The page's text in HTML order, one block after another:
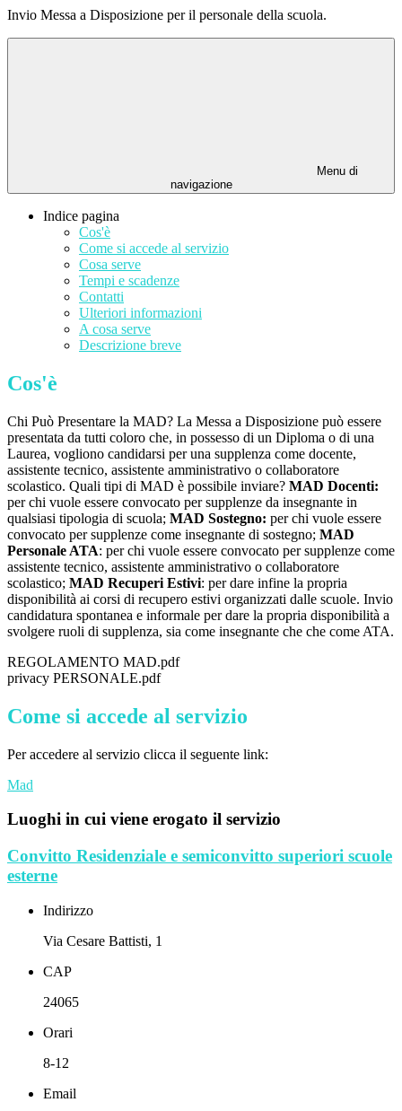
Invio Messa a Disposizione per il personale della scuola.
Menu di
navigazione
Indice pagina
Cos'è
Come si accede al servizio
Cosa serve
Tempi e scadenze
Contatti
Ulteriori informazioni
A cosa serve
Descrizione breve
Cos'è
Chi Può Presentare la MAD? La Messa a Disposizione può essere
presentata da tutti coloro che, in possesso di un Diploma o di una
Laurea, vogliono candidarsi per una supplenza come docente,
assistente tecnico, assistente amministrativo o collaboratore
scolastico. Quali tipi di MAD è possibile inviare? MAD Docenti:
per chi vuole essere convocato per supplenze da insegnante in
qualsiasi tipologia di scuola; MAD Sostegno: per chi vuole essere
convocato per supplenze come insegnante di sostegno; MAD
Personale ATA: per chi vuole essere convocato per supplenze come
assistente tecnico, assistente amministrativo o collaboratore
scolastico; MAD Recuperi Estivi: per dare infine la propria
disponibilità ai corsi di recupero estivi organizzati dalle scuole. Invio
candidatura spontanea e informale per dare la propria disponibilità a
svolgere ruoli di supplenza, sia come insegnante che che come ATA.
REGOLAMENTO MAD.pdf
privacy PERSONALE.pdf
Come si accede al servizio
Per accedere al servizio clicca il seguente link:
Mad
Luoghi in cui viene erogato il servizio
Convitto Residenziale e semiconvitto superiori scuole
esterne
Indirizzo
Via Cesare Battisti, 1
CAP
24065
Orari
8-12
Email